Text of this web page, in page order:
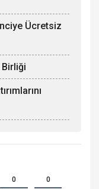
Ücretsiz
Birliği
0 0